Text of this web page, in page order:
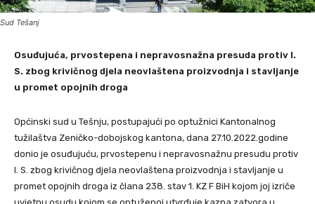
Sud Tešanj
Osuđujuća, prvostepena i nepravosnažna presuda protiv I.
S. zbog krivičnog djela neovlaštena proizvodnja i stavljanje
u promet opojnih droga
Općinski sud u Tešnju, postupajući po optužnici Kantonalnog
tužilaštva Zeničko-dobojskog kantona, dana 27.10.2022.godine
donio je osuđujuću, prvostepenu i nepravosnažnu presudu protiv
I. S. zbog krivičnog djela neovlaštena proizvodnja i stavljanje u
promet opojnih droga iz člana 238. stav 1. KZ F BiH kojom joj izriče